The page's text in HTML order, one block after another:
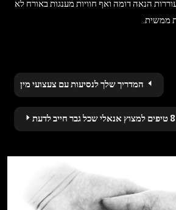
הנאה דומה ואף חוויות מענגות באורח לא
ממשית.
המדריך שלך לנסיעות עם צעצועי מין
8 טיפים למצוץ אנאלי שכל גבר חייב לדעת